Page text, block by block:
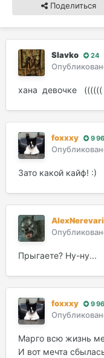
Поделиться
Slavko 24
хана девочке ((((((
foxxxy 9
Зато какой кайф! :)
Прыгаете? Ну-ну...
foxxxy 9
Марго всю жизнь
И вот мечта